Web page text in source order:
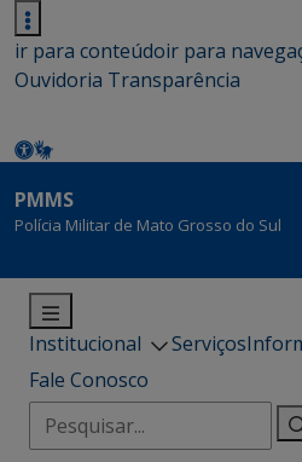
ir para conteúdoir para
Ouvidoria Transparência
PMMS
Polícia Militar de Mato Grosso do Sul
Institucional Serviços
Fale Conosco
Pesquisar
por: